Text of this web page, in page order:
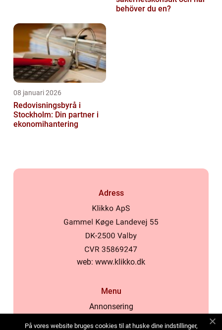
behöver du en?
08 januari 2026
Redovisningsbyrå i
Stockholm: Din partner i
ekonomihantering
Adress
web: www.klikko.dk
Menu
Annonsering
På vores website bruges cookies til at huske dine indstillinger,